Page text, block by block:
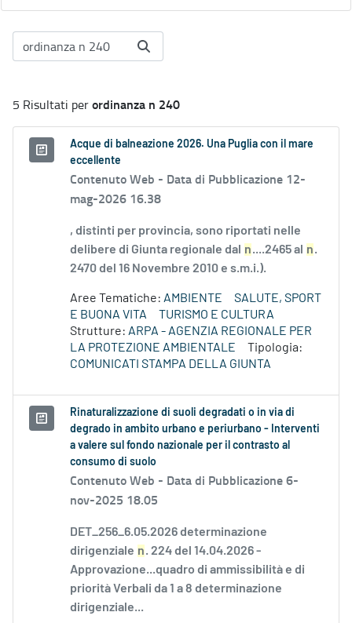
5 Risultati perordinanza n 240
Acque di balneazione 2026. Una Puglia con il mare
eccellente
Contenuto Web - Data di Pubblicazione 12-
mag-2026 16.38
, distinti per provincia, sono riportati nelle
delibere di Giunta regionale dal n....2465 al n.
2470 del 16 Novembre 2010 e s.m.i.).
Aree Tematiche: AMBIENTE
SALUTE, SPORT
E BUONA VITA
TURISMO E CULTURA
Strutture: ARPA - AGENZIA REGIONALE PER
LA PROTEZIONE AMBIENTALE
Tipologia:
COMUNICATI STAMPA DELLA GIUNTA
Rinaturalizzazione di suoli degradati o in via di
degrado in ambito urbano e periurbano - Interventi
a valere sul fondo nazionale per il contrasto al
consumo di suolo
Contenuto Web - Data di Pubblicazione 6-
nov-2025 18.05
DET_256_6.05.2026 determinazione
dirigenziale n. 224 del 14.04.2026 -
Approvazione...quadro di ammissibilità e di
priorità Verbali da 1 a 8 determinazione
dirigenziale...